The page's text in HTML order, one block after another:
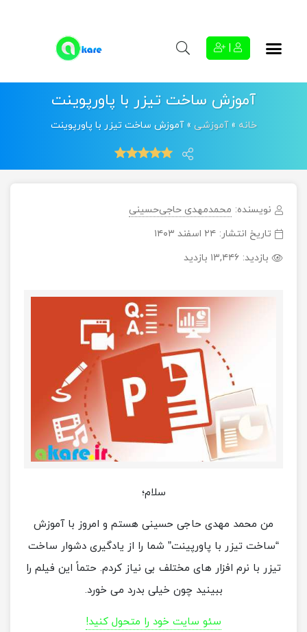
آموزش ساخت تیزر با پاورپوینت
خانه »آموزشی »آموزش ساخت تیزر با پاورپوینت
نویسنده: محمدمهدی حاجی‌حسینی
تاریخ انتشار: ۲۴ اسفند ۱۴۰۳
بازدید: ۱۳,۴۴۶ بازدید
سلام؛
من محمد مهدی حاجی حسینی هستم و امروز با آموزش
“ساخت تیزر با پاورپینت” شما را از یادگیری دشوار ساخت
تیزر با نرم افزار های مختلف بی نیاز کردم. حتماً این فیلم را
ببینید چون خیلی بدرد می خورد.
سئو سایت خود را متحول کنید!